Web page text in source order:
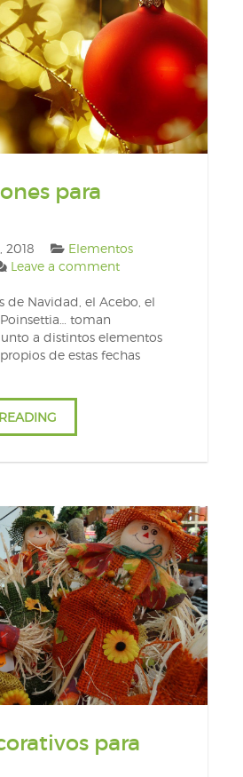
para
2018
Elementos
Leave a comment
de Navidad, el Acebo, el
toman
a distintos elementos
de estas fechas
para